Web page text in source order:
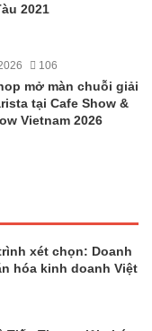
2021
106
mở màn chuỗi giải
tại Cafe Show &
Vietnam 2026
xét chọn: Doanh
hóa kinh doanh Việt